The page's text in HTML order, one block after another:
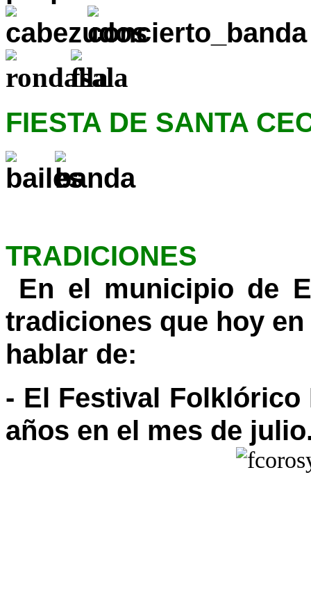
FIESTA DE SANTA
TRADICIONES
En el municipio de
tradiciones que hoy
hablar de:
- El Festival
años en el mes de